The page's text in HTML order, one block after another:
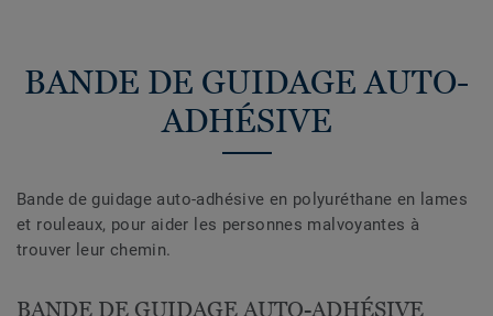
BANDE DE GUIDAGE AUTO-
ADHÉSIVE
Bande de guidage auto-adhésive en polyuréthane en lames
et rouleaux, pour aider les personnes malvoyantes à
trouver leur chemin.
BANDE DE GUIDAGE AUTO-ADHÉSIVE